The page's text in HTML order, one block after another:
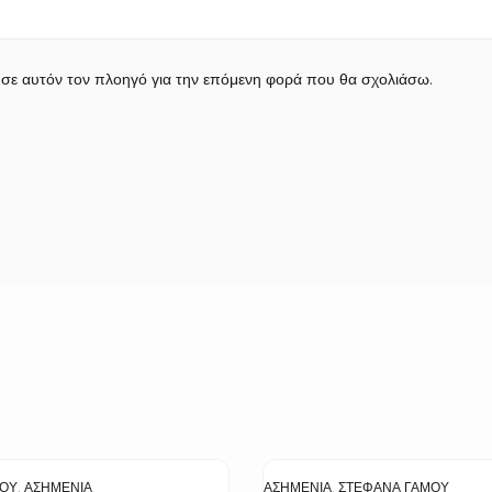
αυτόν τον πλοηγό για την επόμενη φορά που θα σχολιάσω.
ΑΣΗΜΈΝΙΑ ΑΣΗΜΈΝΙΑ ΣΤΈΦΑΝΑ ΓΆΜΟΥ